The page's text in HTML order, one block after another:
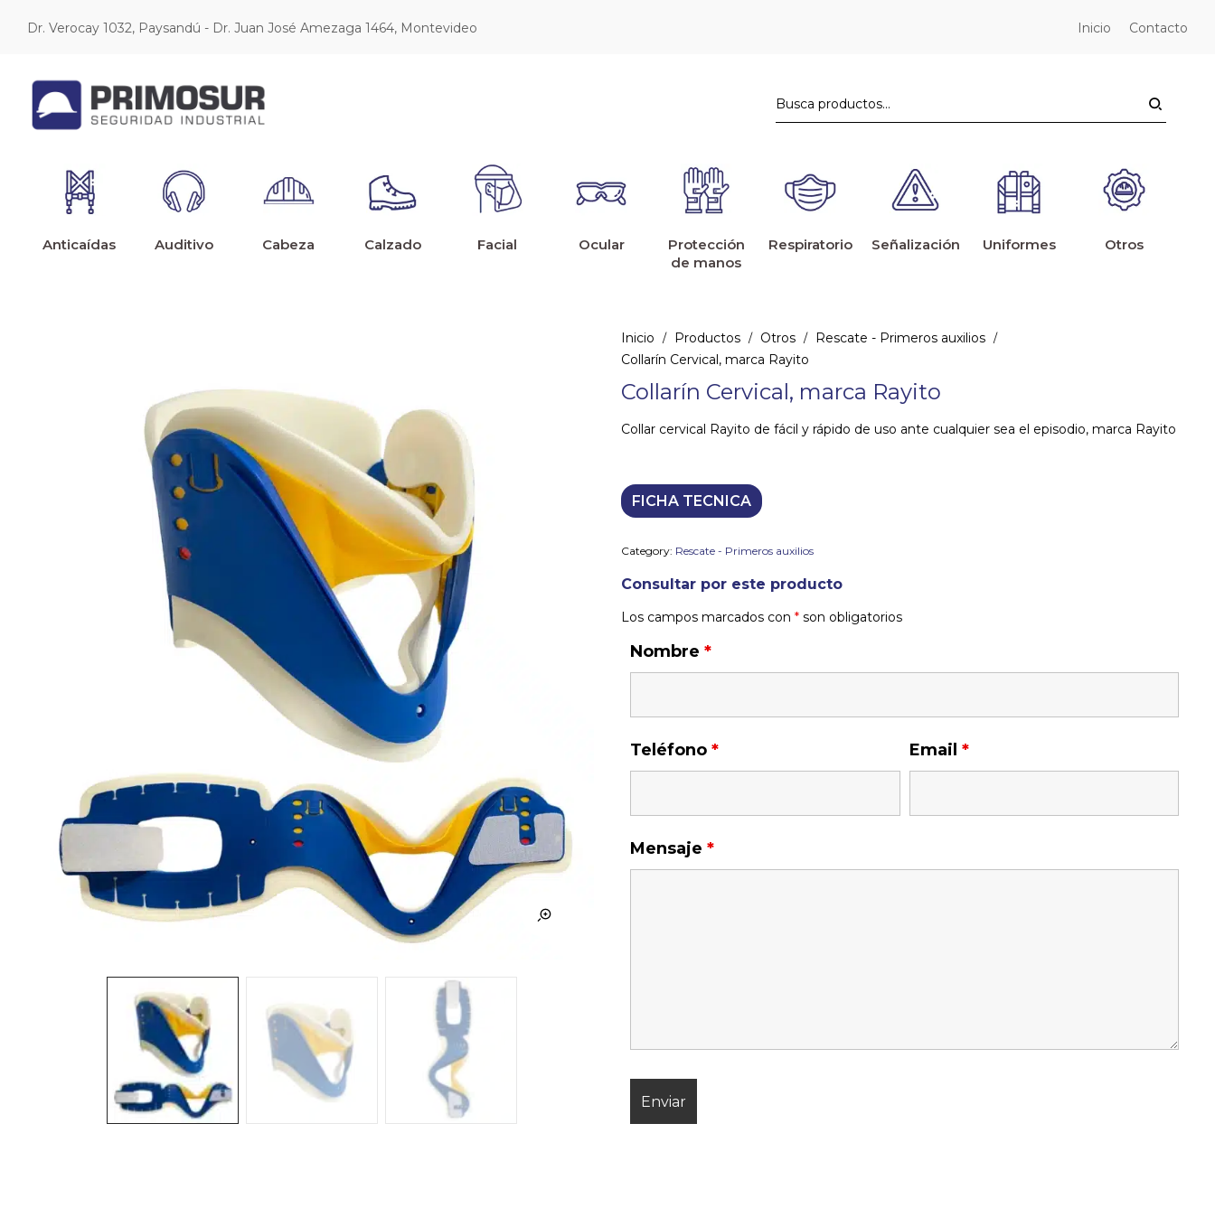
Dr. Verocay 1032, Paysandú - Dr. Juan José Amezaga 1464, Montevideo Contacto
Inicio
Anticaídas Auditivo Cabeza Calzado Facial Ocular
Protección
de manos
Respiratorio Señalización Uniformes Otros
Inicio / Productos / Otros / Rescate - Primeros auxilios /
Collarín Cervical, marca Rayito
Collarín Cervical, marca Rayito
Collar cervical Rayito de fácil y rápido de uso ante cualquier sea el episodio, marca Rayito
FICHA TECNICA
Category: Rescate - Primeros auxilios
Consultar por este producto
Los campos marcados con * son obligatorios
Nombre *
Teléfono * Email *
Mensaje *